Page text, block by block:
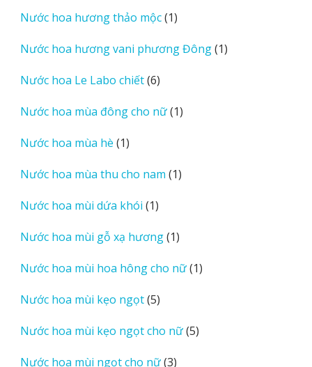
Nước hoa hương thảo mộc 11
phẩm
Nước hoa hương vani phương Đông 11
Nước hoa Le Labo chiết 66
phẩm
Nước hoa mùa đông cho nữ 11
Nước hoa mùa hè 11
phẩm
Nước hoa mùa thu cho nam 11
Nước hoa mùi dứa khói 11
phẩm
Nước hoa mùi gỗ xạ hương 11
phẩm
Nước hoa mùi hoa hông cho nữ 11
Nước hoa mùi kẹo ngọt 55
phẩm
Nước hoa mùi kẹo ngọt cho nữ 55
Nước hoa mùi ngọt cho nữ 33